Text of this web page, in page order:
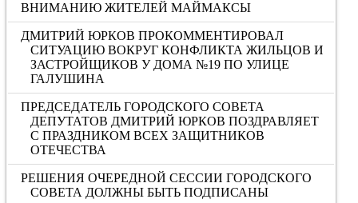
ВНИМАНИЮ ЖИТЕЛЕЙ МАЙМАКСЫ
ДМИТРИЙ ЮРКОВ ПРОКОММЕНТИРОВАЛ
СИТУАЦИЮ ВОКРУГ КОНФЛИКТА ЖИЛЬЦОВ И
ЗАСТРОЙЩИКОВ У ДОМА №19 ПО УЛИЦЕ
ГАЛУШИНА
ПРЕДСЕДАТЕЛЬ ГОРОДСКОГО СОВЕТА
ДЕПУТАТОВ ДМИТРИЙ ЮРКОВ ПОЗДРАВЛЯЕТ
С ПРАЗДНИКОМ ВСЕХ ЗАЩИТНИКОВ
ОТЕЧЕСТВА
РЕШЕНИЯ ОЧЕРЕДНОЙ СЕССИИ ГОРОДСКОГО
СОВЕТА ДОЛЖНЫ БЫТЬ ПОДПИСАНЫ